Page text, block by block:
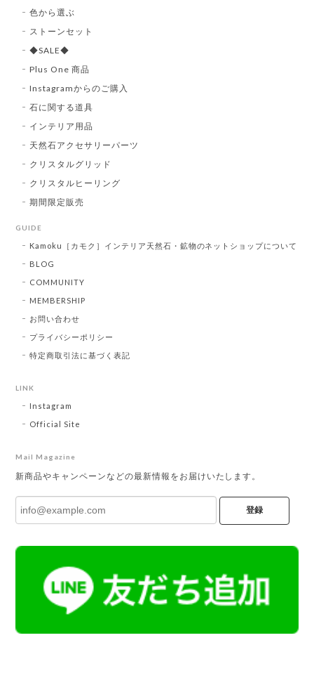
色から選ぶ
ストーンセット
◆SALE◆
Plus One 商品
Instagramからのご購入
石に関する道具
インテリア用品
天然石アクセサリーパーツ
クリスタルグリッド
クリスタルヒーリング
期間限定販売
GUIDE
Kamoku［カモク］インテリア天然石・鉱物のネットショップについて
BLOG
COMMUNITY
MEMBERSHIP
お問い合わせ
プライバシーポリシー
特定商取引法に基づく表記
LINK
Instagram
Official Site
Mail Magazine
新商品やキャンペーンなどの最新情報をお届けいたします。
登録